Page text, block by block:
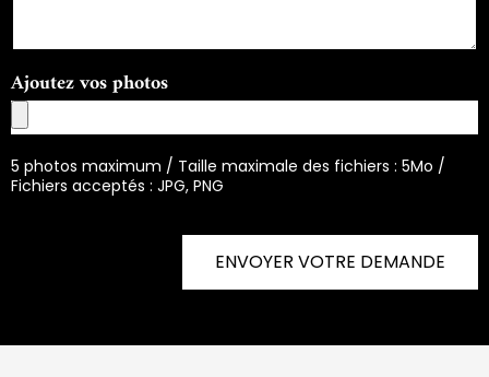
Ajoutez vos photos
5 photos maximum / Taille maximale des fichiers : 5Mo /
Fichiers acceptés : JPG, PNG
ENVOYER VOTRE DEMANDE